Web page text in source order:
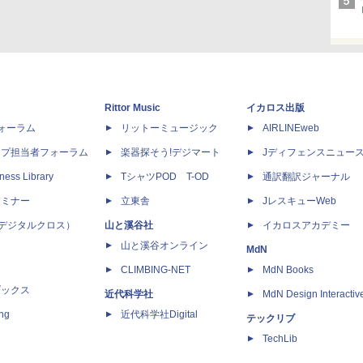
ーラム
担当者フォーラム
Library
ナー
ジタルクロス）
クス
Rittor Music
リットーミュージック
楽器探そう!デジマート
TシャツPOD T-OD
立東舎
山と溪谷社
山と溪谷オンライン
CLIMBING-NET
近代科学社
近代科学社Digital
イカロス出版
AIRLINEweb
Jディフェンスニュー
通訳翻訳ジャーナル
JレスキューWeb
イカロスアカデミー
MdN
MdN Books
MdN Design
テックリブ
TechLib